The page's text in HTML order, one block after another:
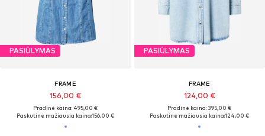
PASIŪLYMAS
FRAME
156,00 €
Pradinė kaina: 495,00 €
Paskutinė mažiausia kaina:156,00 €
PASIŪLYMAS
FRAME
124,00 €
Pradinė kaina: 395,00 €
Paskutinė mažiausia kaina:124,00 €